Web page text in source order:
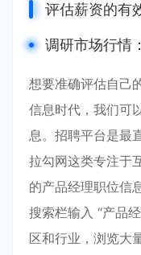
评估薪资的有
调研市场行情
想要准确评估自己
信息时代，我们可
息。招聘平台是最
拉勾网这类专注于
的产品经理职位信
搜索栏输入 “产品
区和行业，浏览大